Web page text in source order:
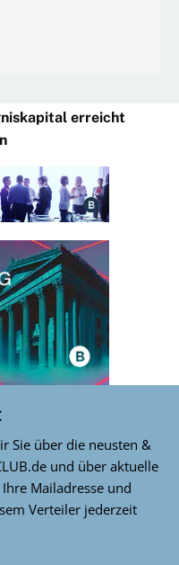
erreicht
Sie über die neusten &
und über aktuelle
Mailadresse und
Verteiler jederzeit